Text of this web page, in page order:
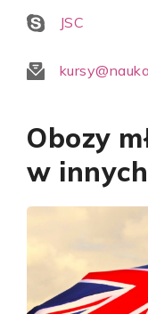
JSC
Obozy
w